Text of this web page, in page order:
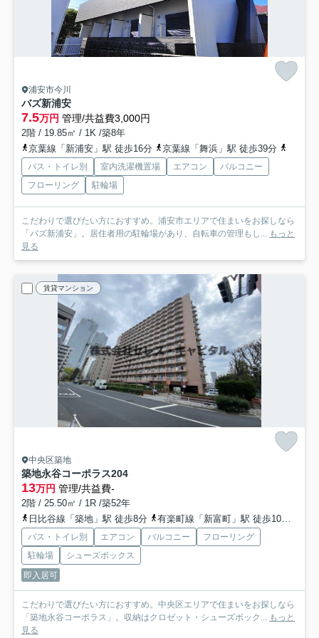
浦安市今川
バズ新浦安
7.5万円 管理/共益費3,000円
2階 / 19.85㎡ / 1K /築8年
京葉線「新浦安」駅 徒歩16分
京葉線「舞浜」駅 徒歩39分
バス・トイレ別 室内洗濯機置場 エアコン
バルコニー
フローリング
駐輪場
こだわりで選びたい方におすすめ。浦安市エリアで住まいをお探しなら
「バズ新浦安」。居住者用の駐輪場があり、自転車の管理もし... もっと
見る
賃貸マンション
中央区築地
築地永谷コーポラス204
13万円 管理/共益費-
2階 / 25.50㎡ / 1R /築52年
日比谷線「築地」駅 徒歩8分
有楽町線「新富町」駅 徒歩10分
バス・トイレ別 エアコン バルコニー
フローリング
駐輪場
シューズボックス
即入居可
こだわりで選びたい方におすすめ。中央区エリアで住まいをお探しなら
「築地永谷コーポラス」。収納はクロゼット・シューズボック... もっと
見る